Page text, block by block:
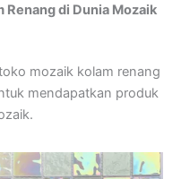
Renang di Dunia Mozaik
mozaik kolam renang
mendapatkan produk